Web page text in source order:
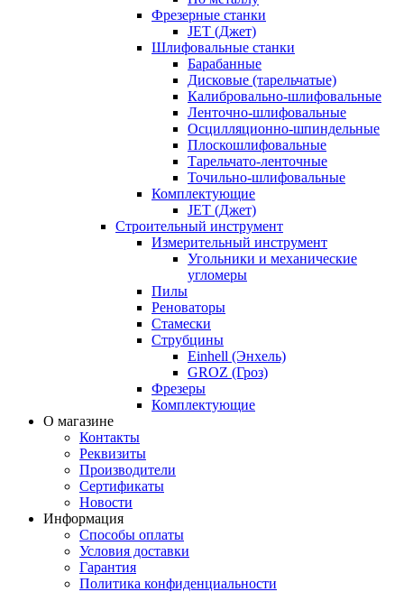
Фрезерные станки
JET (Джет)
Шлифовальные станки
Барабанные
Дисковые (тарельчатые)
Калибровально-шлифовальные
Ленточно-шлифовальные
Осцилляционно-шпиндельные
Плоскошлифовальные
Тарельчато-ленточные
Точильно-шлифовальные
Комплектующие
JET (Джет)
Строительный инструмент
Измерительный инструмент
Угольники и механические
угломеры
Пилы
Реноваторы
Стамески
Струбцины
Einhell (Энхель)
GROZ (Гроз)
Фрезеры
Комплектующие
О магазине
Контакты
Реквизиты
Производители
Сертификаты
Новости
Информация
Способы оплаты
Условия доставки
Гарантия
Политика конфиденциальности